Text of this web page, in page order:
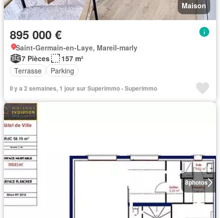
Maison
895 000 €
Saint-Germain-en-Laye, Mareil-marly
7 Pièces
157 m²
Terrasse
Parking
Il y a 2 semaines, 1 jour sur Superimmo - Superimmo
8photos